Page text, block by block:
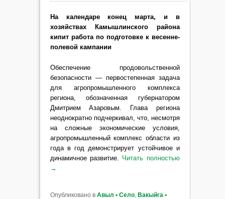
На календаре конец марта, и в
хозяйствах Камышлинского района
кипит работа по подготовке к весенне-
полевой кампании
Обеспечение продовольственной
безопасности — первостепенная задача
для агропромышленного комплекса
региона, обозначенная губернатором
Дмитрием Азаровым. Глава региона
неоднократно подчеркивал, что, несмотря
на сложные экономические условия,
агропромышленный комплекс области из
года в год демонстрирует устойчивое и
динамичное развитие. Читать полностью
→
Опубликовано в Авыл ▪ Село, Вакыйга ▪